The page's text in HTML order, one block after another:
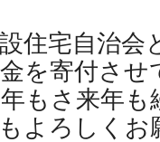
住宅自治会
を寄付さ
もさ来年
よろしくお